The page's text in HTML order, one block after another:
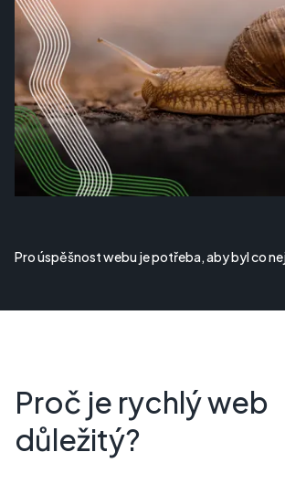
Pro úspěšnost webu je potřeba, aby byl co
Proč je rychlý web
důležitý?